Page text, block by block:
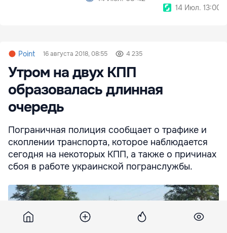
14 Июл. 13:00
Point 16 августа 2018, 08:55 4 235
Утром на двух КПП
образовалась длинная
очередь
Пограничная полиция сообщает о трафике и
скоплении транспорта, которое наблюдается
сегодня на некоторых КПП, а также о причинах
сбоя в работе украинской погранслужбы.